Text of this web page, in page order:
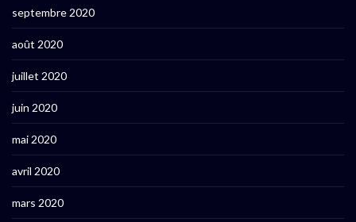
septembre 2020
août 2020
juillet 2020
juin 2020
mai 2020
avril 2020
mars 2020